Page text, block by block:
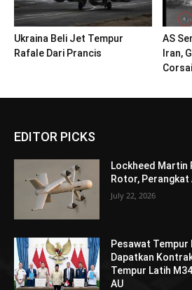
Ukraina Beli Jet Tempur
Rafale Dari Prancis
AS
Iran,
EDITOR PICKS
Lockheed Martin
Rotor,
July 22, 2026
Pesawat
Dapatkan
Tempur Latih
AU